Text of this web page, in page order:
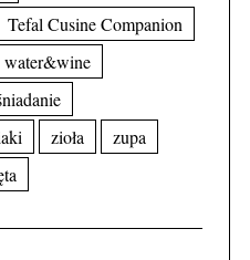
Tefal Cusine Companion
water&wine
zioła
zupa